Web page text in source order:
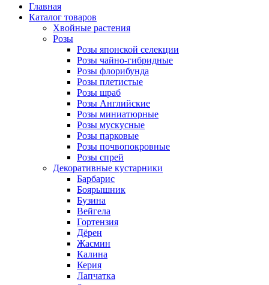
Главная
Каталог товаров
Хвойные растения
Розы
Розы японской селекции
Розы чайно-гибридные
Розы флорибунда
Розы плетистые
Розы шраб
Розы Английские
Розы миниатюрные
Розы мускусные
Розы парковые
Розы почвопокровные
Розы спрей
Декоративные кустарники
Барбарис
Боярышник
Бузина
Вейгела
Гортензия
Дёрен
Жасмин
Калина
Керия
Лапчатка